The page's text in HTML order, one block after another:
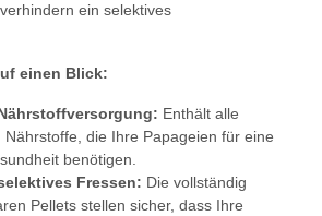
ein selektives
einen Blick:
Enthält alle
Nährstoffe, die Ihre Papageien für eine
benötigen.
Fressen: Die vollständig
Pellets stellen sicher, dass Ihre